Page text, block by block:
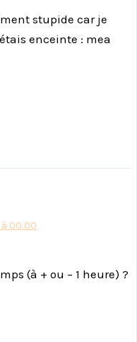
stupide car je
enceinte : mea
00:00
(à + ou – 1 heure) ?